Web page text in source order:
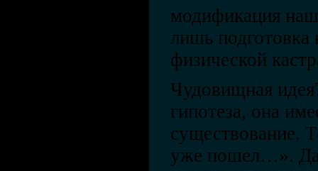
модификация
лишь подготовка
физической
Чудовищная
гипотеза, она
существование.
уже пошел…».